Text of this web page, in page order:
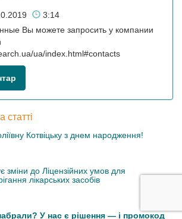
3:14
Вы можете запросить у компании
ua/index.html#contacts
статті
Котвіцьку з днем народження!
зміни до Ліцензійних умов для
лікарських засобів
У нас є рішення — і промокод